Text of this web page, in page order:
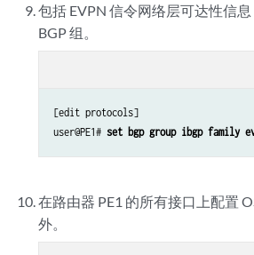
包括 EVPN 信令网络层可达性信
BGP 组。
[edit protocols]
user@PE1# set bgp group ibgp family
在路由器 PE1 的所有接口上配置
外。